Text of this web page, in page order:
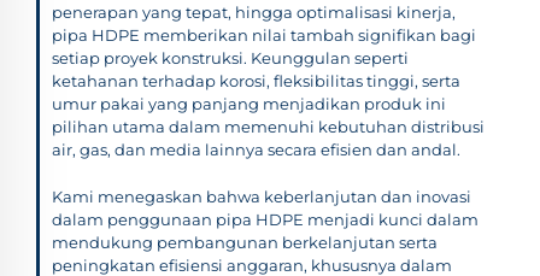
penerapan yang tepat, hingga optimalisasi kinerja,
pipa HDPE memberikan nilai tambah signifikan bagi
setiap proyek konstruksi. Keunggulan seperti
ketahanan terhadap korosi, fleksibilitas tinggi, serta
umur pakai yang panjang menjadikan produk ini
pilihan utama dalam memenuhi kebutuhan distribusi
air, gas, dan media lainnya secara efisien dan andal.
Kami menegaskan bahwa keberlanjutan dan inovasi
dalam penggunaan pipa HDPE menjadi kunci dalam
mendukung pembangunan berkelanjutan serta
peningkatan efisiensi anggaran, khususnya dalam